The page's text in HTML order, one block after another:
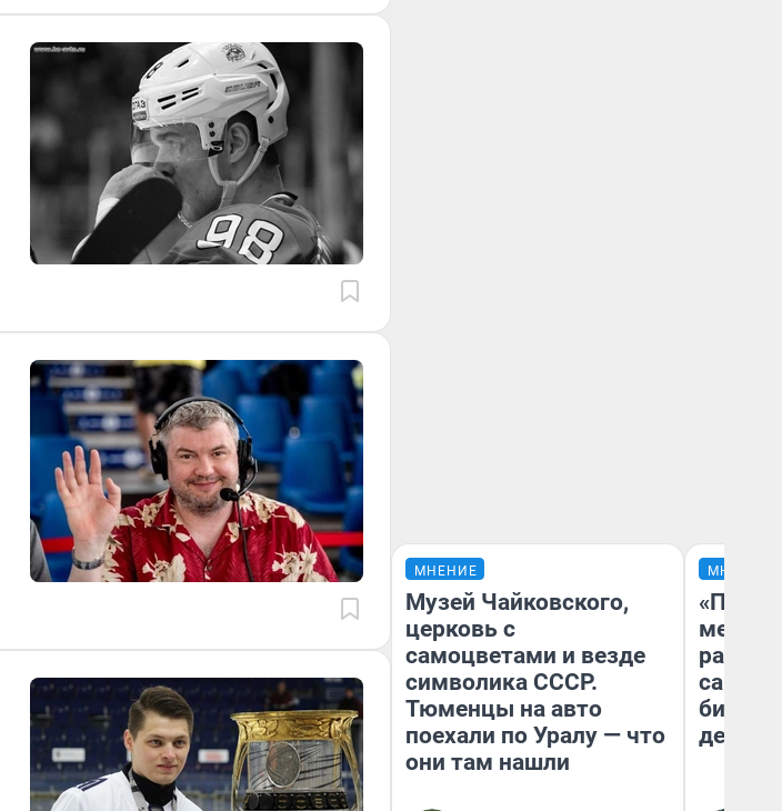
МНЕНИЕ
Музей Чайковского,
церковь с
самоцветами и везде
символика СССР.
Тюменцы на авто
поехали по Уралу — что
они там нашли
МНЕНИЕ
самом